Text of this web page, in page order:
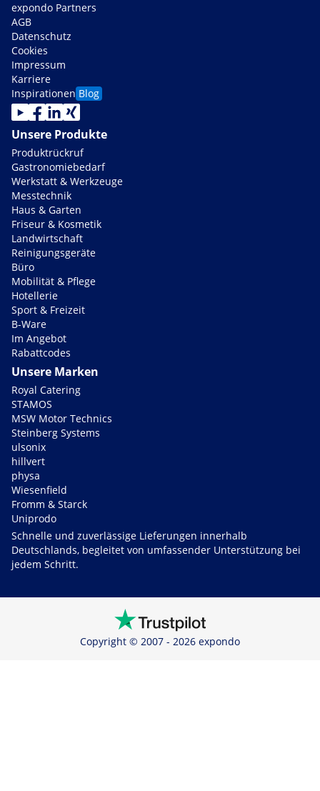
expondo Partners
AGB
Datenschutz
Cookies
Impressum
Karriere
Inspirationen Blog
Unsere Produkte
Produktrückruf
Gastronomiebedarf
Werkstatt & Werkzeuge
Messtechnik
Haus & Garten
Friseur & Kosmetik
Landwirtschaft
Reinigungsgeräte
Büro
Mobilität & Pflege
Hotellerie
Sport & Freizeit
B-Ware
Im Angebot
Rabattcodes
Unsere Marken
Royal Catering
STAMOS
MSW Motor Technics
Steinberg Systems
ulsonix
hillvert
physa
Wiesenfield
Fromm & Starck
Uniprodo
Schnelle und zuverlässige Lieferungen innerhalb
Deutschlands, begleitet von umfassender Unterstützung bei
jedem Schritt.
Copyright © 2007 - 2026 expondo